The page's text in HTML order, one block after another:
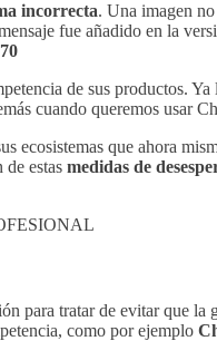
incorrecta. Una imagen
fue añadido en la
de sus productos.
cuando queremos usar
ecosistemas que ahora
estas medidas de
para tratar de evitar que la
como por ejemplo